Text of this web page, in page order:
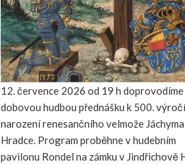
12. července 2026 od 19 h doprovodíme
dobovou hudbou přednášku k 500. výročí
narození renesančního velmože
Hradce. Program proběhne v hudebním
pavilonu Rondel na zámku v Jindřichově